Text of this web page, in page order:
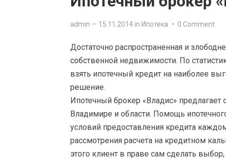
admin — 15.11.2014 in Ипотека • 0 Comment
Достаточно распространенная и
собственной недвижимости. По
взять ипотечный кредит на наиболее
решение.
Ипотечный брокер «Владис»
Владимире и области. Помощь
условий предоставления кредита
рассмотрения расчета на кредитном
этого клиент в праве сам сделать